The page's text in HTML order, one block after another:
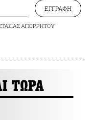
ΕΓΓΡΑΦΗ
ΑΠΟΡΡΗΤΟΥ
ΤΩΡΑ